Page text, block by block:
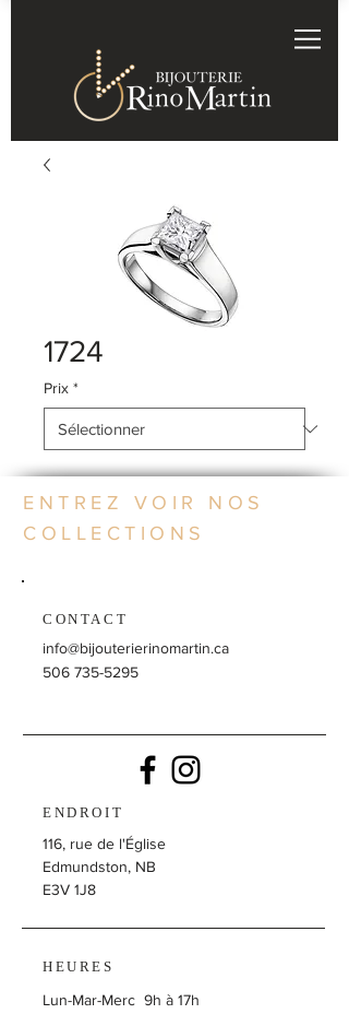
1724
Prix *
ENTREZ VOIR NOS
COLLECTIONS
CONTACT
info@bijouterierinomartin.ca
506 735-5295
ENDROIT
116, rue de l'Église
Edmundston, NB
E3V 1J8
HEURES
Lun-Mar-Merc 9h à 17h